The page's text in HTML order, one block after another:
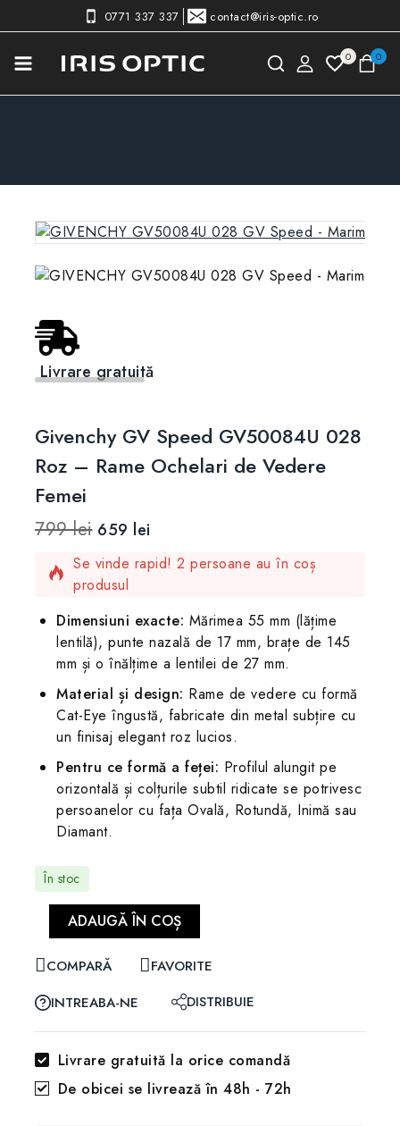
0771 337 337 contact@iris-optic.ro
0 0
Livrare gratuită
Givenchy GV Speed GV50084U 028
Roz – Rame Ochelari de Vedere
Femei
799lei 659 lei
11 produse vândute în ultimele 12 ore
Se vinde rapid! 2 persoane au în coș
produsul
Dimensiuni exacte: Mărimea 55 mm (lățime
lentilă), punte nazală de 17 mm, brațe de 145
mm și o înălțime a lentilei de 27 mm.
Material și design: Rame de vedere cu formă
Cat-Eye îngustă, fabricate din metal subțire cu
un finisaj elegant roz lucios.
Pentru ce formă a feței: Profilul alungit pe
orizontală și colțurile subtil ridicate se potrivesc
persoanelor cu fața Ovală, Rotundă, Inimă sau
Diamant.
În stoc
ADAUGĂ ÎN COȘ
COMPARĂ
FAVORITE
INTREABA-NE
DISTRIBUIE
Livrare gratuită la orice comandă
De obicei se livrează în 48h - 72h